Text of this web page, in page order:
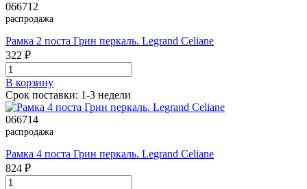
066712
распродажа
Рамка 2 поста Грин перкаль. Legrand Celiane
322 ₽
В корзинy
Срок поставки: 1-3 недели
066714
распродажа
Рамка 4 поста Грин перкаль. Legrand Celiane
824 ₽